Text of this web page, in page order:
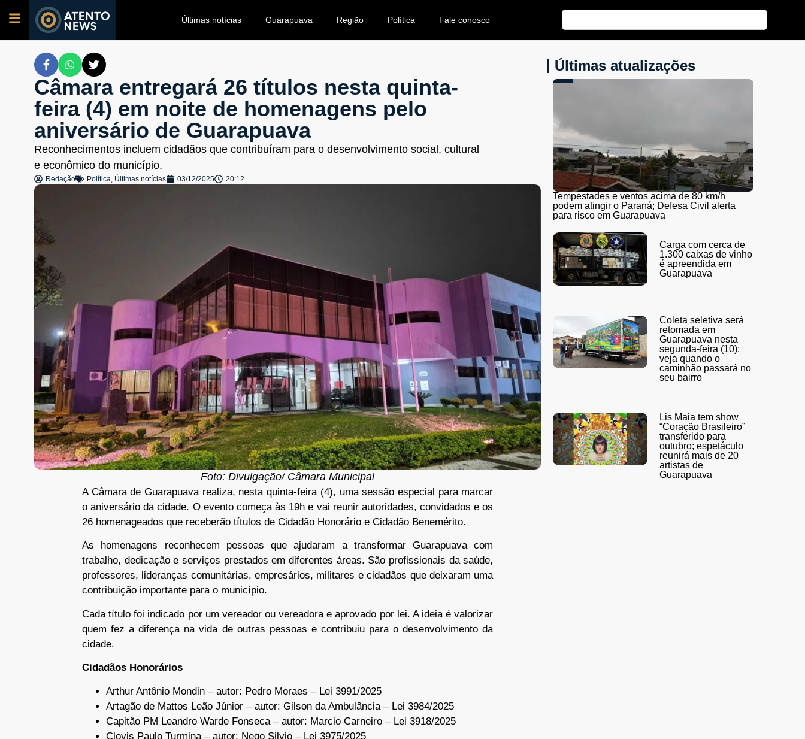
Últimas notícias Guarapuava Região Política Fale conosco
Câmara entregará 26 títulos nesta quinta-
feira (4) em noite de homenagens pelo
aniversário de Guarapuava
Reconhecimentos incluem cidadãos que contribuíram para o desenvolvimento social, cultural
e econômico do município.
Redação Política, Últimas notícias 03/12/2025 20:12
Foto: Divulgação/ Câmara Municipal
A Câmara de Guarapuava realiza, nesta quinta-feira (4), uma sessão especial para marcar
o aniversário da cidade. O evento começa às 19h e vai reunir autoridades, convidados e os
26 homenageados que receberão títulos de Cidadão Honorário e Cidadão Benemérito.
As homenagens reconhecem pessoas que ajudaram a transformar Guarapuava com
trabalho, dedicação e serviços prestados em diferentes áreas. São profissionais da saúde,
professores, lideranças comunitárias, empresários, militares e cidadãos que deixaram uma
contribuição importante para o município.
Cada título foi indicado por um vereador ou vereadora e aprovado por lei. A ideia é valorizar
quem fez a diferença na vida de outras pessoas e contribuiu para o desenvolvimento da
cidade.
Cidadãos Honorários
Arthur Antônio Mondin – autor: Pedro Moraes – Lei 3991/2025
Artagão de Mattos Leão Júnior – autor: Gilson da Ambulância – Lei 3984/2025
Capitão PM Leandro Warde Fonseca – autor: Marcio Carneiro – Lei 3918/2025
Clovis Paulo Turmina – autor: Nego Silvio – Lei 3975/2025
Últimas atualizações
Tempestades e ventos acima de 80 km/h
podem atingir o Paraná; Defesa Civil alerta
para risco em Guarapuava
Carga com cerca de
1.300 caixas de vinho
é apreendida em
Guarapuava
Coleta seletiva será
retomada em
Guarapuava nesta
segunda-feira (10);
veja quando o
caminhão passará no
seu bairro
Lis Maia tem show
“Coração Brasileiro”
transferido para
outubro; espetáculo
reunirá mais de 20
artistas de
Guarapuava